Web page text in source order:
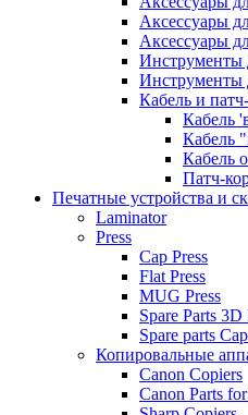
Аксессуары
Аксессуары
Инструменты
Инструменты
Кабель и
Кабель
Кабель
Кабель
Патч-
Печатные устройства и
Laminator
Press
Cap Press
Flat Press
MUG Press
Spare Parts 3D
Spare parts
Копировальные
Canon Copiers
Canon Parts